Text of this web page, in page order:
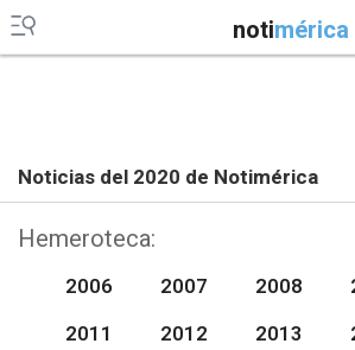
notimérica
Noticias del 2020 de Notimérica
Hemeroteca:
2006 2007 2008
2011
2012 2013